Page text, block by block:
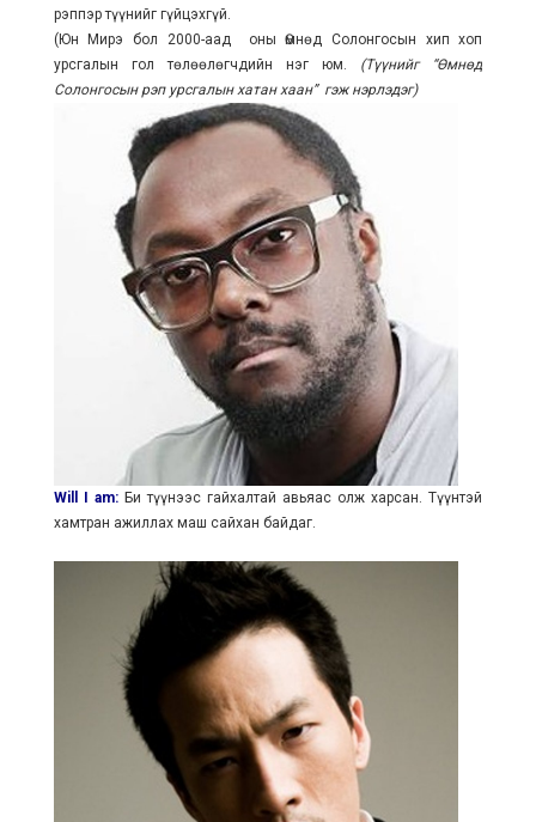
рэппэр түүнийг гүйцэхгүй.
(Юн Мирэ бол 2000-аад оны Өмнөд Солонгосын хип хоп
урсгалын гол төлөөлөгчдийн нэг юм. (Түүнийг “Өмнөд
Солонгосын рэп урсгалын хатан хаан” гэж нэрлэдэг)
Will I am:Би түүнээс гайхалтай авьяас олж харсан. Түүнтэй
хамтран ажиллах маш сайхан байдаг.